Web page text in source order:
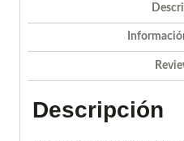
Descripción